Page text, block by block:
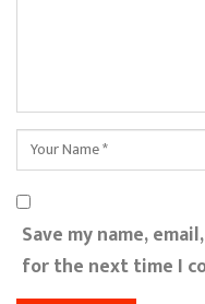
Save my name,
for the next time I